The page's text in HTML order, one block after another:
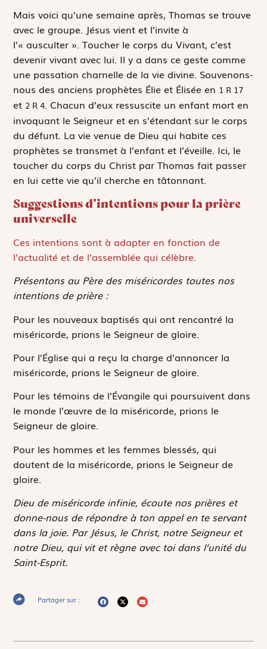
Mais voici qu’une semaine après, Thomas se trouve
avec le groupe. Jésus vient et l’invite à
l’« ausculter ». Toucher le corps du Vivant, c’est
devenir vivant avec lui. Il y a dans ce geste comme
une passation charnelle de la vie divine. Souvenons-
nous des anciens prophètes Élie et Élisée en 1 R 17
et 2 R 4. Chacun d’eux ressuscite un enfant mort en
invoquant le Seigneur et en s’étendant sur le corps
du défunt. La vie venue de Dieu qui habite ces
prophètes se transmet à l’enfant et l’éveille. Ici, le
toucher du corps du Christ par Thomas fait passer
en lui cette vie qu’il cherche en tâtonnant.
Suggestions d’intentions pour la prière
universelle
Ces intentions sont à adapter en fonction de
l’actualité et de l’assemblée qui célèbre.
Présentons au Père des miséricordes toutes nos
intentions de prière :
Pour les nouveaux baptisés qui ont rencontré la
miséricorde, prions le Seigneur de gloire.
Pour l’Église qui a reçu la charge d’annoncer la
miséricorde, prions le Seigneur de gloire.
Pour les témoins de l’Évangile qui poursuivent dans
le monde l’œuvre de la miséricorde, prions le
Seigneur de gloire.
Pour les hommes et les femmes blessés, qui
doutent de la miséricorde, prions le Seigneur de
gloire.
Dieu de miséricorde infinie, écoute nos prières et
donne-nous de répondre à ton appel en te servant
dans la joie. Par Jésus, le Christ, notre Seigneur et
notre Dieu, qui vit et règne avec toi dans l’unité du
Saint-Esprit.
Partager sur :